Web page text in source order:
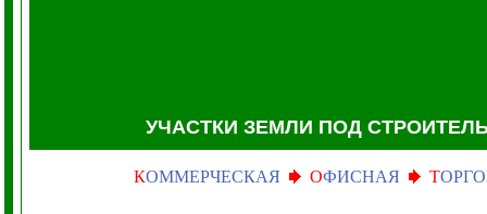
УЧАСТКИ ЗЕМЛИ ПОД
КОММЕРЧЕСКАЯ ОФИСНАЯ Т